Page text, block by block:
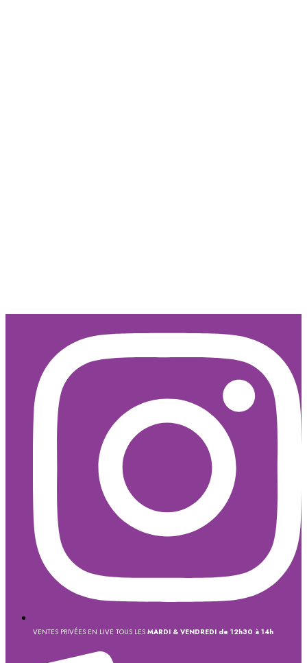
VENTES PRIVÉES EN LIVE TOUS LES MARDI & VENDREDI de 12h30 à 14h